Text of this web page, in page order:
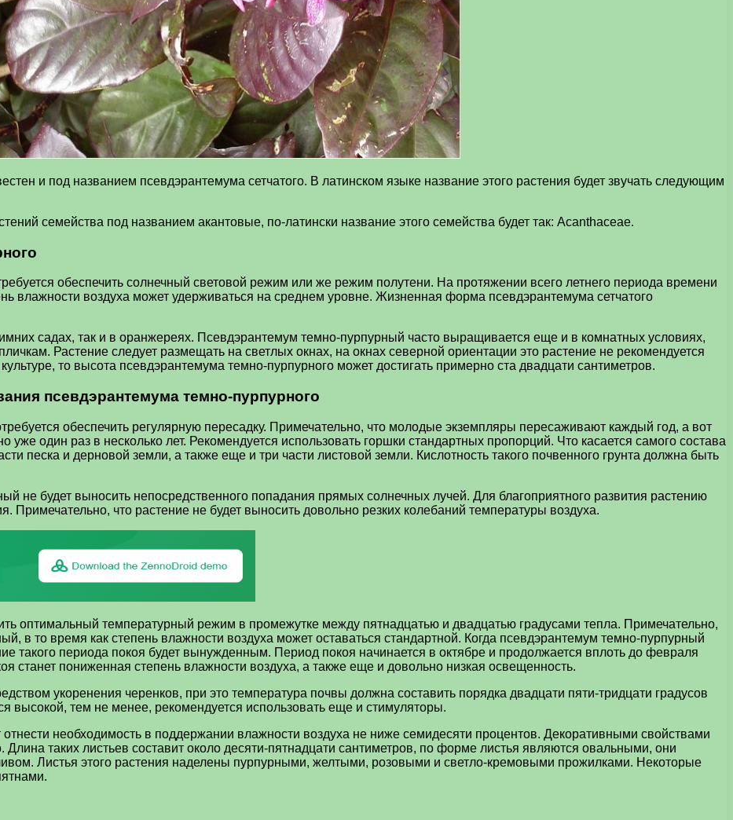
и под названием псевдэрантемума сетчатого. В латинском языке название этого растения будет звучать следующим
семейства под названием акантовые, по-латински название этого семейства будет так: Acanthaceae.
обеспечить солнечный световой режим или же режим полутени. На протяжении всего летнего периода времени
влажности воздуха может удерживаться на среднем уровне. Жизненная форма псевдэрантемума сетчатого
садах, так и в оранжереях. Псевдэрантемум темно-пурпурный часто выращивается еще и в комнатных условиях,
Растение следует размещать на светлых окнах, на окнах северной ориентации это растение не рекомендуется
то высота псевдэрантемума темно-пурпурного может достигать примерно ста двадцати сантиметров.
псевдэрантемума темно-пурпурного
обеспечить регулярную пересадку. Примечательно, что молодые экземпляры пересаживают каждый год, а вот
уже один раз в несколько лет. Рекомендуется использовать горшки стандартных пропорций. Что касается самого состава
песка и дерновой земли, а также еще и три части листовой земли. Кислотность такого почвенного грунта должна быть
не будет выносить непосредственного попадания прямых солнечных лучей. Для благоприятного развития растению
что растение не будет выносить довольно резких колебаний температуры воздуха.
оптимальный температурный режим в промежутке между пятнадцатью и двадцатью градусами тепла. Примечательно,
в то время как степень влажности воздуха может оставаться стандартной. Когда псевдэрантемум темно-пурпурный
такого периода покоя будет вынужденным. Период покоя начинается в октябре и продолжается вплоть до февраля
станет пониженная степень влажности воздуха, а также еще и довольно низкая освещенность.
укоренения черенков, при это температура почвы должна составить порядка двадцати пяти-тридцати градусов
высокой, тем не менее, рекомендуется использовать еще и стимуляторы.
необходимость в поддержании влажности воздуха не ниже семидесяти процентов. Декоративными свойствами
таких листьев составит около десяти-пятнадцати сантиметров, по форме листья являются овальными, они
Листья этого растения наделены пурпурными, желтыми, розовыми и светло-кремовыми прожилками. Некоторые